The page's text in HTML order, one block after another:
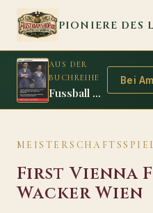
Zum Inhalt springen
PIONIERE DES
AUS DER
BUCHREIHE
Fussball Legenden 1916/17
Bei
First Vienna
Wacker Wien